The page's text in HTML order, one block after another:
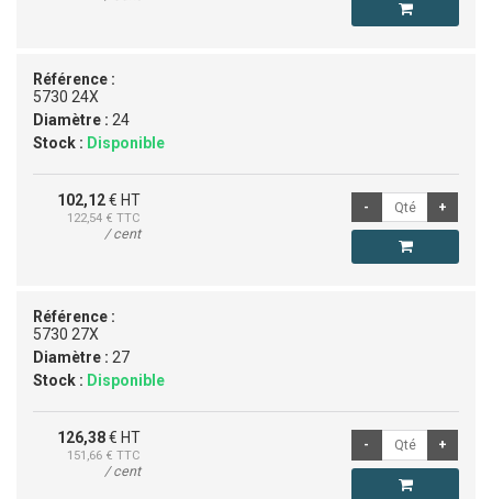
Référence :
5730 24X
Diamètre : 24
Stock : Disponible
102,12€ HT
122,54 € TTC
/ cent
Référence :
5730 27X
Diamètre : 27
Stock : Disponible
126,38€ HT
151,66 € TTC
/ cent